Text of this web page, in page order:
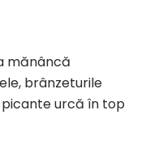
mănâncă
brânzeturile
picante urcă în top